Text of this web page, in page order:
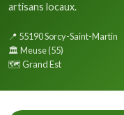
artisans locaux.
📍 55190 Sorcy-Saint-Martin
🏛️ Meuse (55)
🗺️ Grand Est